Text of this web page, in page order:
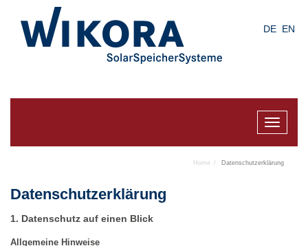
DE EN
Toggle
Home Datenschutzerklärung
Datenschutz­erklärung
1. Datenschutz auf einen Blick
Allgemeine Hinweise